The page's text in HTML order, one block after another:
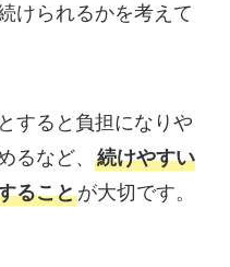
けられるかを考えて
すると負担になりや
るなど、 続けやすい
ることが大切です。